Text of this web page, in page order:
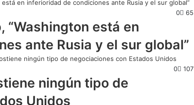
0 65
“Washington está en
ante Rusia y el sur global”
0 107
ningún tipo de
Unidos